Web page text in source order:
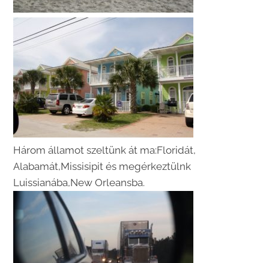
Három államot szeltünk át ma:Floridát,
Alabamát,Missisipit és megérkeztülnk
Luissianába,New Orleansba.